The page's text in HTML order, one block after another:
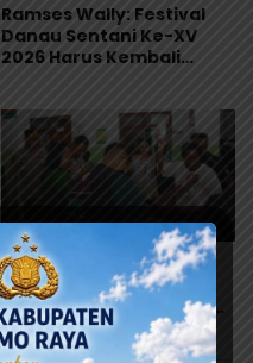
Ramses Wally: Festival
Danau Sentani Ke-XV
2026 Harus Kembali
Korban Dugaan MBG
Terus Bertambah,
Kapolres Jayapura Turun
Langsung ke Puskesmas
dan RS